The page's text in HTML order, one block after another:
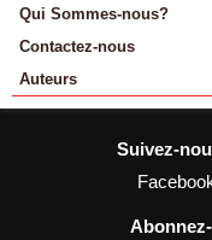
Qui Sommes-nous?
Contactez-nous
Auteurs
Suivez-